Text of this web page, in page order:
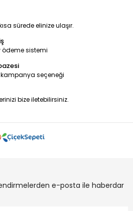
sürede elinize ulaşır.
ödeme sistemi
seçeneği
bize iletebilirsiniz.
e-posta ile haberdar